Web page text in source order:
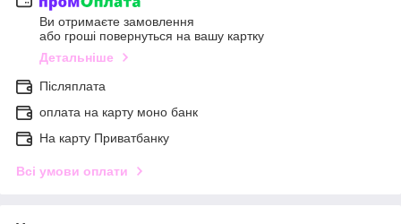
Ви отримаєте замовлення
або гроші повернуться на вашу картку
Детальніше
Післяплата
оплата на карту моно банк
На карту Приватбанку
Всі умови оплати